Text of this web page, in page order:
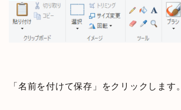
「名前を付けて保存」をクリックします。